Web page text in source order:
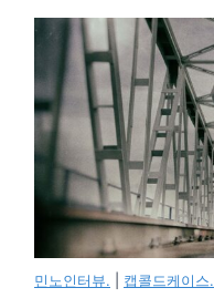
민노인터뷰. 캡콜드케이스.